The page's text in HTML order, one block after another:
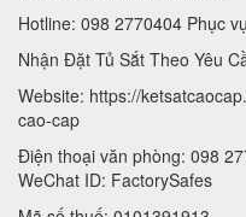
Hotline: 098 2770404 Phục
Nhận Đặt Tủ Sắt Theo Yêu
Website: https://
cao-cap
Điện thoại văn phòng: 098
WeChat ID: FactorySafes